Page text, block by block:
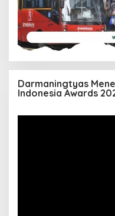
Darmaningtyas
Indonesia Awards